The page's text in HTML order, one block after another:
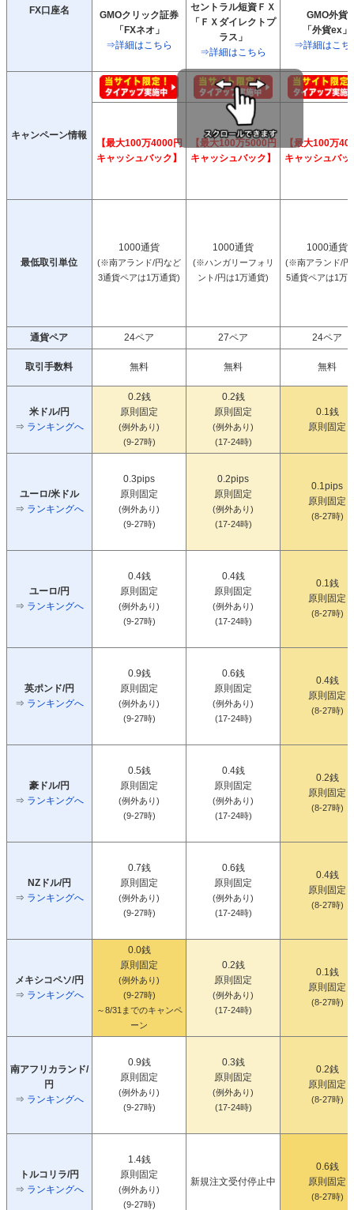
FX口座名
GMOクリック証券
「FXネオ」
⇒詳細はこちら
セントラル短資ＦＸ
「ＦＸダイレクトプ
ラス」
⇒詳細はこちら
GMO外貨
「外貨ex」
⇒詳細はこち
キャンペーン情報
【最大100万4000円
キャッシュバック】
【最大100万5000円
キャッシュバック】
【最大100万
キャッシュバッ
最低取引単位
1000通貨
(※南アランド/円など
3通貨ペアは1万通貨)
1000通貨
(※ハンガリーフォリ
ント/円は1万通貨)
1000通貨
(※南アランド/円
5通貨ペアは1万
通貨ペア 24ペア 27ペア 24ペア
取引手数料 無料 無料 無料
米ドル/円
⇒ ランキングへ
0.2銭
原則固定
(例外あり)
(9-27時)
0.2銭
原則固定
(例外あり)
(17-24時)
0.1銭
原則固定
ユーロ/米ドル
⇒ ランキングへ
0.3pips
原則固定
(例外あり)
(9-27時)
0.2pips
原則固定
(例外あり)
(17-24時)
0.1pips
原則固定
(8-27時)
ユーロ/円
⇒ ランキングへ
0.4銭
原則固定
(例外あり)
(9-27時)
0.4銭
原則固定
(例外あり)
(17-24時)
0.1銭
原則固定
(8-27時)
英ポンド/円
⇒ ランキングへ
0.9銭
原則固定
(例外あり)
(9-27時)
0.6銭
原則固定
(例外あり)
(17-24時)
0.4銭
原則固定
(8-27時)
豪ドル/円
⇒ ランキングへ
0.5銭
原則固定
(例外あり)
(9-27時)
0.4銭
原則固定
(例外あり)
(17-24時)
0.2銭
原則固定
(8-27時)
NZドル/円
⇒ ランキングへ
0.7銭
原則固定
(例外あり)
(9-27時)
0.6銭
原則固定
(例外あり)
(17-24時)
0.4銭
原則固定
(8-27時)
メキシコペソ/円
⇒ ランキングへ
0.0銭
原則固定
(例外あり)
(9-27時)
～8/31までのキャンペ
ーン
0.2銭
原則固定
(例外あり)
(17-24時)
0.1銭
原則固定
(8-27時)
南アフリカランド/
円
⇒ ランキングへ
0.9銭
原則固定
(例外あり)
(9-27時)
0.3銭
原則固定
(例外あり)
(17-24時)
0.2銭
原則固定
(8-27時)
トルコリラ/円
⇒ ランキングへ
1.4銭
原則固定
(例外あり)
(9-27時)
新規注文受付停止中
0.6銭
原則固定
(8-27時)